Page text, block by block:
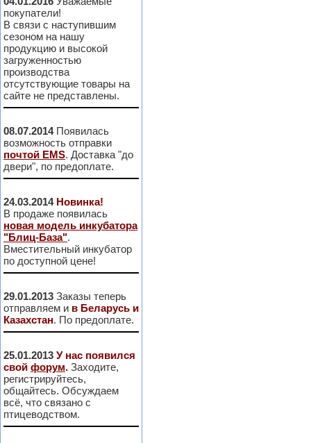
покупатели!
В связи с наступившим
сезоном на нашу
продукцию и высокой
загруженностью
производства
отсутствующие товары на
сайте не представлены.
08.07.2014Появилась
возможность отправки
почтой EMS. Доставка "до
двери", по предоплате.
24.03.2014 Новинка!
В продаже появилась
новая модель инкубатора
"Блиц-База".
Вместительный инкубатор
по доступной цене!
29.01.2013 Заказы теперь
отправляем и в Беларусь и
Казахстан. По предоплате.
25.01.2013 У нас появился
свой форум. Заходите,
регистрируйтесь,
общайтесь. Обсуждаем
всё, что связано с
птицеводством.